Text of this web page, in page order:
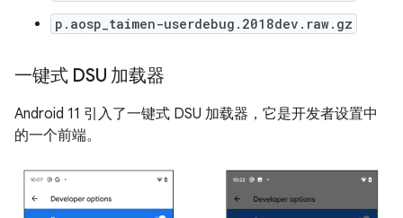
p.aosp_taimen-userdebug.2018dev.raw.gz
一键式 DSU 加载器
Android 11 引入了一键式 DSU 加载器，它是开发者设置中
的一个前端。